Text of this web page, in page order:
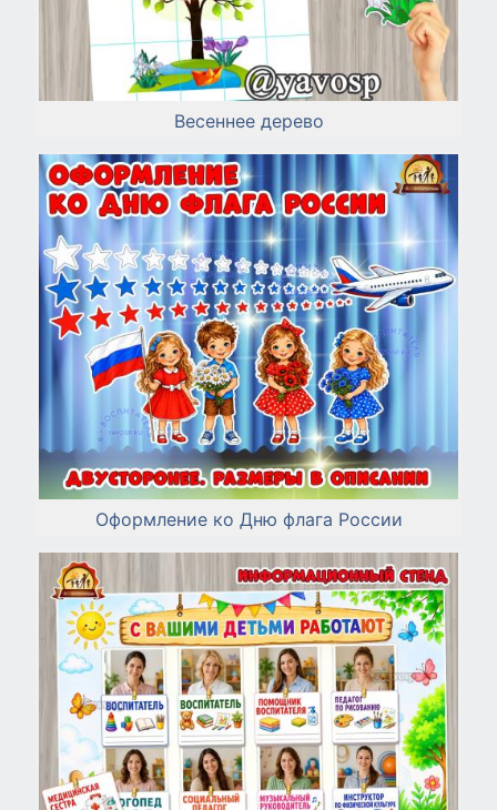
Весеннее дерево
Оформление ко Дню флага России